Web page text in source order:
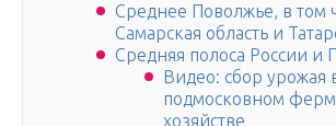
Среднее Поволжье, в том
Самарская область и
Средняя полоса России и
Видео: сбор урожая
подмосковном
хозяйстве